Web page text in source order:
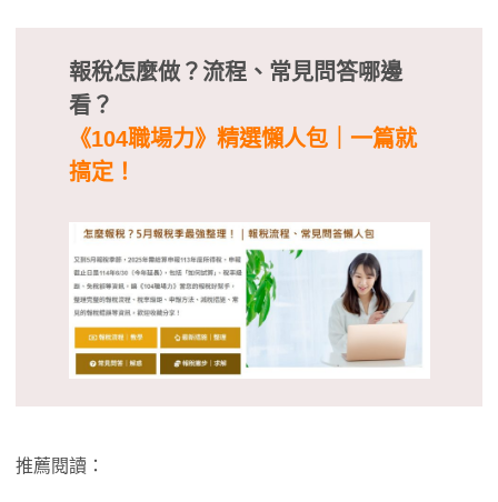
報稅怎麼做？流程、常見問答哪邊
看？
《104職場力》精選懶人包｜一篇就
搞定！
推薦閱讀：